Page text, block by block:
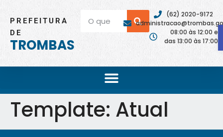
PREFEITURA
DE
TROMBAS
(62) 2020-9172
08:00 às 12:00 e
das 13:00 às 17:00
Template: Atual